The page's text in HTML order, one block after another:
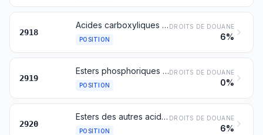
2918
Acides carboxyliques contenant des fonctions oxygénées supplémentaires et leurs anhydrides, halogénures, peroxydes et peroxyacides; leurs dérivés halogénés, sulfonés, nitrés ou nitrosés
POSITION
DROITS DE DOUANE
6%
2919
Esters phosphoriques et leurs sels, y compris les lactophosphates; leurs dérivés halogénés, sulfonés, nitrés ou nitrosés
POSITION
DROITS DE DOUANE
0%
2920
Esters des autres acides inorganiques des non-métaux (à l'exclusion des esters des halogénures d'hydrogène) et leurs sels; leurs dérivés halogénés, sulfonés, nitrés ou nitrosés
POSITION
DROITS DE DOUANE
6%